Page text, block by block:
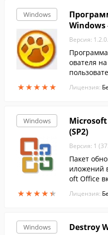
Windows
★★★★★
★★★★★
Windows
Версия:
ователя
Лицензия:
Windows
★★★★★
★★★★★
Microsoft
(SP2)
Версия: 1
Пакет
иложений
oft Office
7....
Лицензия:
Windows Destroy